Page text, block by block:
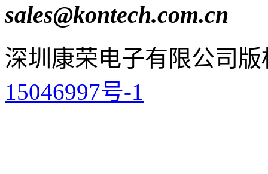
sales@kontech.com.cn
深圳康荣电子有限公司 版
15046997号-1